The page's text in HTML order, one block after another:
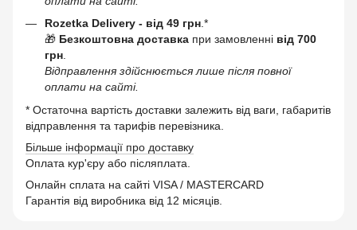
Rozetka Delivery - від 49 грн .*
🎁 Безкоштовна доставка при замовленні від 700
грн
Відправлення здійснюється лише після повної
оплати на сайті.
* Остаточна вартість доставки залежить від ваги, габаритів
відправлення та тарифів перевізника.
Більше інформації про доставку
Оплата кур'єру або післяплата.
Онлайн сплата на сайті VISA / MASTERCARD
Гарантія від виробника від 12 місяців.